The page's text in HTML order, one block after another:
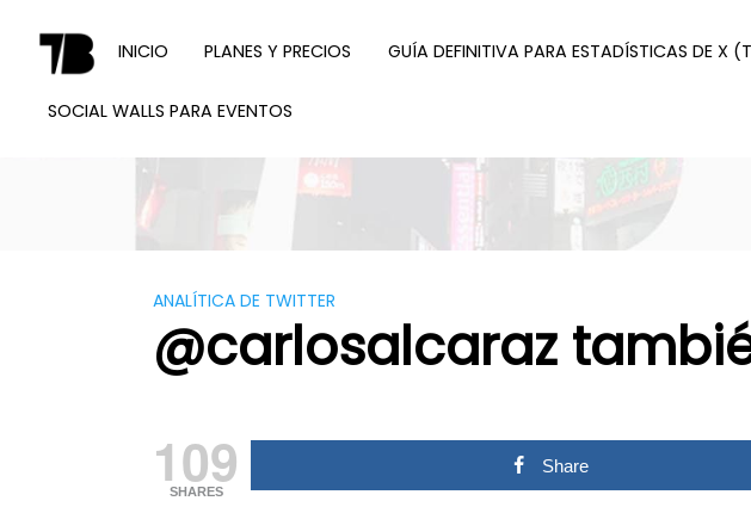
contenido
INICIO PLANES Y PRECIOS GUÍA DEFINITIVA PARA ESTADÍSTICAS DE X
SOCIAL WALLS PARA EVENTOS
ANALÍTICA DE TWITTER
@carlosalcaraz
109
SHARES
Share